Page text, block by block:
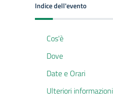
Indice dell'evento
Cos'è
Dove
Date e Orari
Ulteriori informazioni